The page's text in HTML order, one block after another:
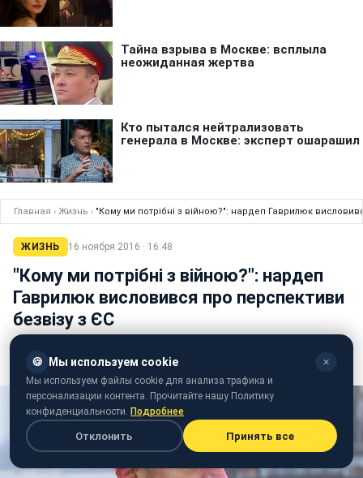
Главная › Жизнь › "Кому ми потрібні з війною?": нардеп Гаврилюк
ЖИЗНЬ 16 ноября 2016 · 16:48
"Кому ми потрібні з війною?": нардеп
Гаврилюк висловився про перспективи
безвізу з ЄС
країна, в якій йде війна
🍪 Мы используем cookie ✕
Мы используем файлы cookie для анализа трафика и
персонализации контента. Прочитайте нашу Политику
конфиденциальности. Подробнее
Отклонить Принять все